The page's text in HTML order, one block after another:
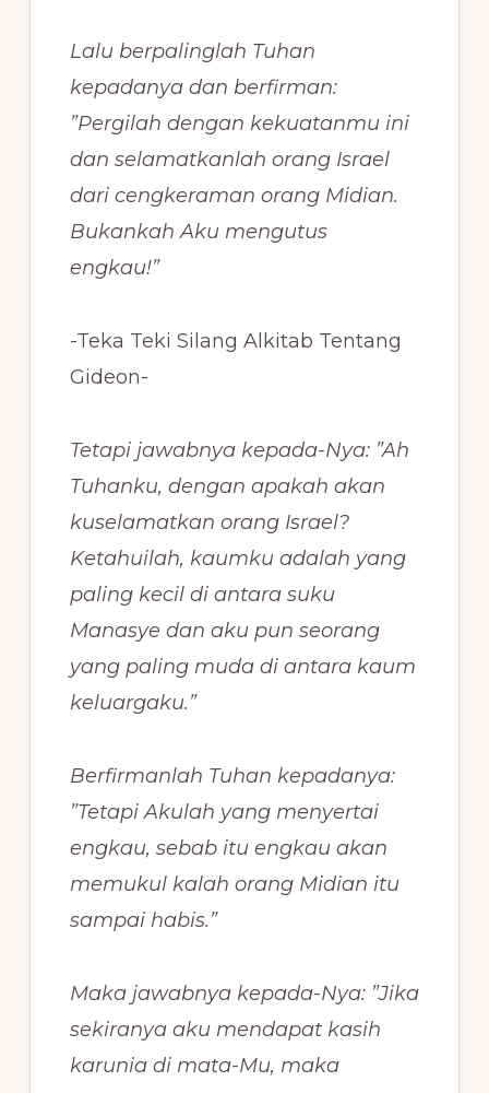
Lalu berpalinglah Tuhan
kepadanya dan berfirman:
”Pergilah dengan kekuatanmu ini
dan selamatkanlah orang Israel
dari cengkeraman orang Midian.
Bukankah Aku mengutus
engkau!”
-Teka Teki Silang Alkitab Tentang
Gideon-
Tetapi jawabnya kepada-Nya: ”Ah
Tuhanku, dengan apakah akan
kuselamatkan orang Israel?
Ketahuilah, kaumku adalah yang
paling kecil di antara suku
Manasye dan aku pun seorang
yang paling muda di antara kaum
keluargaku.”
Berfirmanlah Tuhan kepadanya:
”Tetapi Akulah yang menyertai
engkau, sebab itu engkau akan
memukul kalah orang Midian itu
sampai habis.”
Maka jawabnya kepada-Nya: ”Jika
sekiranya aku mendapat kasih
karunia di mata-Mu, maka